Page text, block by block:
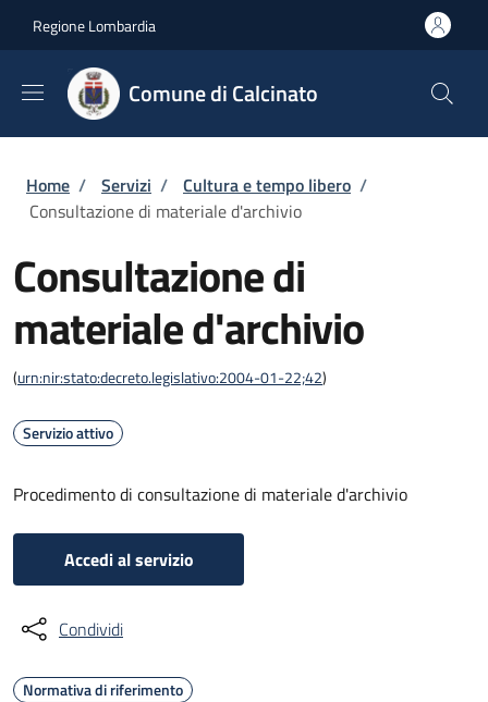
Regione Lombardia
Comune di Calcinato
Briciole di pane
Home / Servizi / Cultura e tempo libero /
Consultazione di materiale d'archivio
Consultazione di
materiale d'archivio
(urn:nir:stato:decreto.legislativo:2004-01-22;42)
Servizio attivo
Procedimento di consultazione di materiale d'archivio
Accedi al servizio
Condividi
Normativa di riferimento